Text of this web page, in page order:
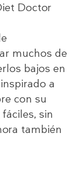
Doctor
muchos de
bajos en
a
con su
sin
también